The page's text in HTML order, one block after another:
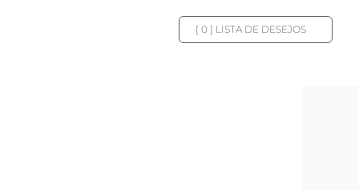
[ 0] LISTA DE DESEJOS